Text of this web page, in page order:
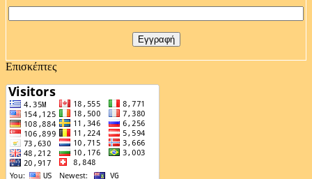
Επισκέπτες